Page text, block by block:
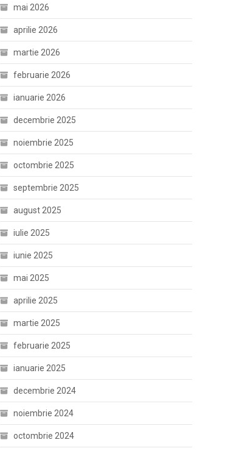
mai 2026
aprilie 2026
martie 2026
februarie 2026
ianuarie 2026
decembrie 2025
noiembrie 2025
octombrie 2025
septembrie 2025
august 2025
iulie 2025
iunie 2025
mai 2025
aprilie 2025
martie 2025
februarie 2025
ianuarie 2025
decembrie 2024
noiembrie 2024
octombrie 2024